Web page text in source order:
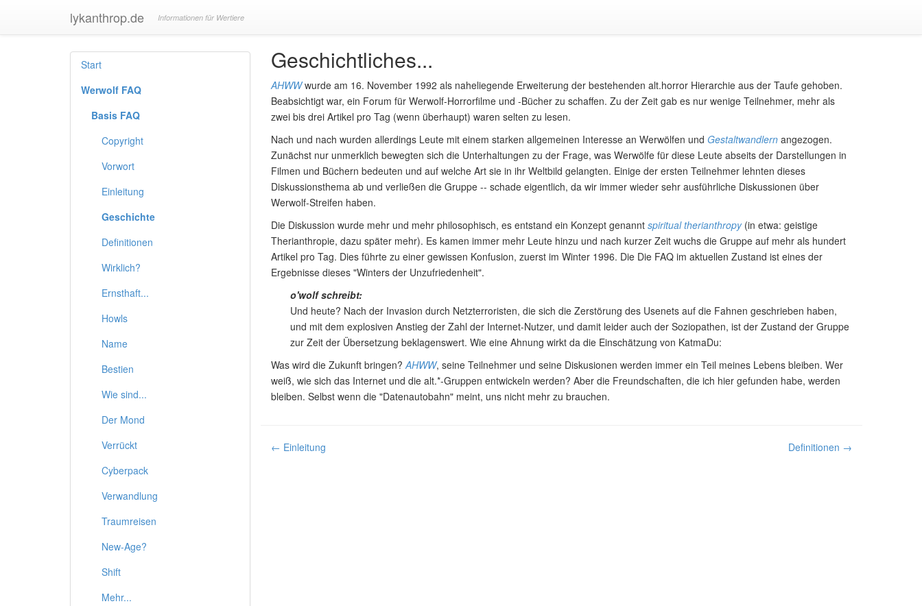
lykanthrop.de Informationen für Wertiere
Start
Werwolf FAQ
Basis FAQ
Copyright
Vorwort
Einleitung
Geschichte
Definitionen
Wirklich?
Ernsthaft...
Howls
Name
Bestien
Wie sind...
Der Mond
Verrückt
Cyberpack
Verwandlung
Traumreisen
New-Age?
Shift
Mehr...
Geschichtliches...
AHWWwurde am 16. November 1992 als naheliegende Erweiterung der bestehenden alt.horror Hierarchie aus der Taufe gehoben.
Beabsichtigt war, ein Forum für Werwolf-Horrorfilme und -Bücher zu schaffen. Zu der Zeit gab es nur wenige Teilnehmer, mehr als
zwei bis drei Artikel pro Tag (wenn überhaupt) waren selten zu lesen.
Nach und nach wurden allerdings Leute mit einem starken allgemeinen Interesse an Werwölfen und Gestaltwandlernangezogen.
Zunächst nur unmerklich bewegten sich die Unterhaltungen zu der Frage, was Werwölfe für diese Leute abseits der Darstellungen in
Filmen und Büchern bedeuten und auf welche Art sie in ihr Weltbild gelangten. Einige der ersten Teilnehmer lehnten dieses
Diskussionsthema ab und verließen die Gruppe -- schade eigentlich, da wir immer wieder sehr ausführliche Diskussionen über
Werwolf-Streifen haben.
Die Diskussion wurde mehr und mehr philosophisch, es entstand ein Konzept genannt spiritual therianthropy(in etwa: geistige
Therianthropie, dazu später mehr). Es kamen immer mehr Leute hinzu und nach kurzer Zeit wuchs die Gruppe auf mehr als hundert
Artikel pro Tag. Dies führte zu einer gewissen Konfusion, zuerst im Winter 1996. Die Die FAQ im aktuellen Zustand ist eines der
Ergebnisse dieses "Winters der Unzufriedenheit".
o'wolf schreibt:
Und heute? Nach der Invasion durch Netzterroristen, die sich die Zerstörung des Usenets auf die Fahnen geschrieben haben,
und mit dem explosiven Anstieg der Zahl der Internet-Nutzer, und damit leider auch der Soziopathen, ist der Zustand der Gruppe
zur Zeit der Übersetzung beklagenswert. Wie eine Ahnung wirkt da die Einschätzung von KatmaDu:
Was wird die Zukunft bringen?AHWW, seine Teilnehmer und seine Diskusionen werden immer ein Teil meines Lebens bleiben. Wer
weiß, wie sich das Internet und die alt.*-Gruppen entwickeln werden? Aber die Freundschaften, die ich hier gefunden habe, werden
bleiben. Selbst wenn die "Datenautobahn" meint, uns nicht mehr zu brauchen.
← Einleitung Definitionen →